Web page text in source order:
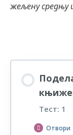
жељену средњу
Тест: 1
Отвори